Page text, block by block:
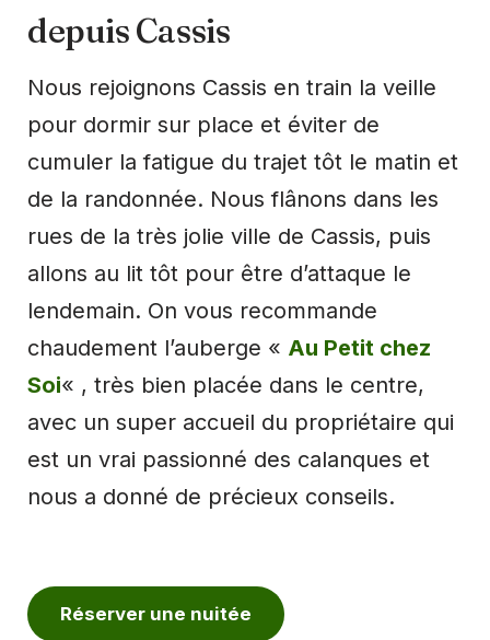
depuis Cassis
Nous rejoignons Cassis en train la veille
pour dormir sur place et éviter de
cumuler la fatigue du trajet tôt le matin et
de la randonnée. Nous flânons dans les
rues de la très jolie ville de Cassis, puis
allons au lit tôt pour être d’attaque le
lendemain. On vous recommande
chaudement l’auberge « Au Petit chez
Soi« , très bien placée dans le centre,
avec un super accueil du propriétaire qui
est un vrai passionné des calanques et
nous a donné de précieux conseils.
Réserver une nuitée